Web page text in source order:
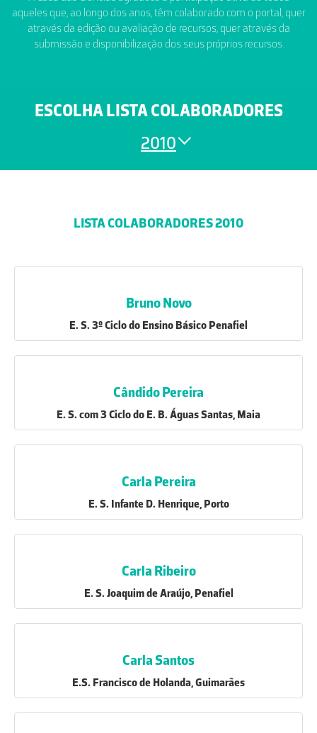
aqueles que, ao longo dos anos, têm colaborado com o portal, quer
através da edição ou avaliação de recursos, quer através da
submissão e disponibilização dos seus próprios recursos.
ESCOLHA LISTA COLABORADORES
2010
LISTA COLABORADORES 2010
Bruno Novo
E. S. 3º Ciclo do Ensino Básico Penafiel
Cândido Pereira
E. S. com 3 Ciclo do E. B. Águas Santas, Maia
Carla Pereira
E. S. Infante D. Henrique, Porto
Carla Ribeiro
E. S. Joaquim de Araújo, Penafiel
Carla Santos
E.S. Francisco de Holanda, Guimarães